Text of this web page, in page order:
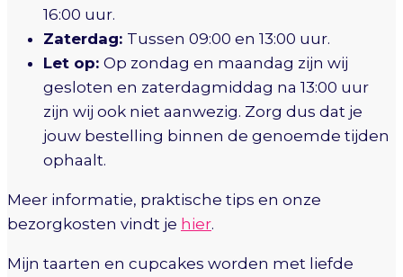
16:00 uur.
Zaterdag: Tussen 09:00 en 13:00 uur.
Let op: Op zondag en maandag zijn wij
gesloten en zaterdagmiddag na 13:00 uur
zijn wij ook niet aanwezig. Zorg dus dat je
jouw bestelling binnen de genoemde tijden
ophaalt.
Meer informatie, praktische tips en onze
bezorgkosten vindt je hier.
Mijn taarten en cupcakes worden met liefde